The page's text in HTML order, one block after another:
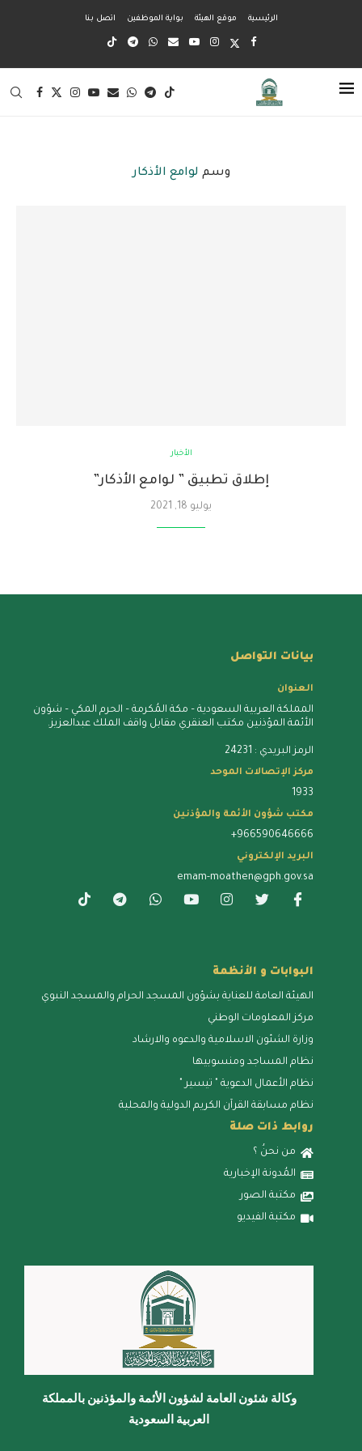
الرئيسية موقع الهيئة بواية الموظفين اتصل بنا
وسم لوامع الأذكار
الأخبار
إطلاق تطبيق ” لوامع الأذكار”
يوليو 18, 2021
بيانات التواصل
العنوان
المملكة العربية السعودية – مكة المُكرمة – الحرم المكي – شؤون
الأئمة المؤذنين مكتب العنقري مقابل واقف الملك عبدالعزيز.
الرمز البريدي : 24231
مركز الإتصالات الموحد
1933
مكتب شؤون الأئمة والمؤذنين
+966590646666
البريد الإلكتروني
emam-moathen@gph.gov.sa
البوابات و الأنظمة
الهيئة العامة للعناية بشؤون المسجد الحرام والمسجد النبوي
مركز المعلومات الوطني
وزارة الشئون الاسلامية والدعوه والارشاد
نظام المساجد ومنسوبيها
نظام الأعمال الدعوية " تيسير "
نظام مسابقة القرآن الكريم الدولية والمحلية
روابط ذات صلة
من نحنُ ؟
المُدونة الإخبارية
مكتبة الصور
مكتبة الفيديو
وكالة شئون العامة لشؤون الأئمة والمؤذنين بالمملكة
العربية السعودية